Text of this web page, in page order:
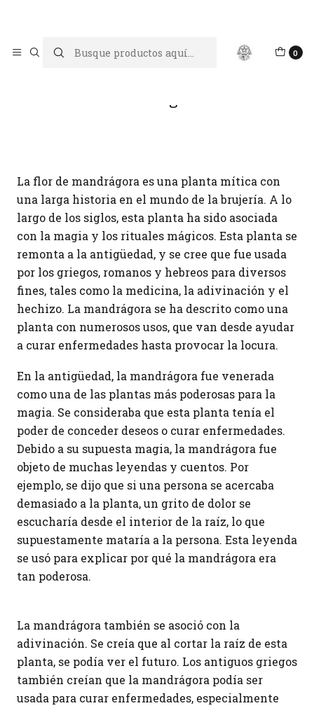
0
Inicio Blog Mandrágora
La flor de mandrágora es una planta mítica con
una larga historia en el mundo de la brujería. A lo
largo de los siglos, esta planta ha sido asociada
con la magia y los rituales mágicos. Esta planta se
remonta a la antigüedad, y se cree que fue usada
por los griegos, romanos y hebreos para diversos
fines, tales como la medicina, la adivinación y el
hechizo. La mandrágora se ha descrito como una
planta con numerosos usos, que van desde ayudar
a curar enfermedades hasta provocar la locura.
En la antigüedad, la mandrágora fue venerada
como una de las plantas más poderosas para la
magia. Se consideraba que esta planta tenía el
poder de conceder deseos o curar enfermedades.
Debido a su supuesta magia, la mandrágora fue
objeto de muchas leyendas y cuentos. Por
ejemplo, se dijo que si una persona se acercaba
demasiado a la planta, un grito de dolor se
escucharía desde el interior de la raíz, lo que
supuestamente mataría a la persona. Esta leyenda
se usó para explicar por qué la mandrágora era
tan poderosa.
La mandrágora también se asoció con la
adivinación. Se creía que al cortar la raíz de esta
planta, se podía ver el futuro. Los antiguos griegos
también creían que la mandrágora podía ser
usada para curar enfermedades, especialmente